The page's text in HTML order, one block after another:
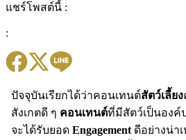
แชร์โพสต์นี้ :
:
ปัจจุบันเรียกได้ว่าคอนเทนต์สัตว์เลี้ยง
สังเกตดี ๆ คอนเทนต์ที่มีสัตว์เป็นองค์
จะได้รับยอด Engagement ดีอย่างน่า